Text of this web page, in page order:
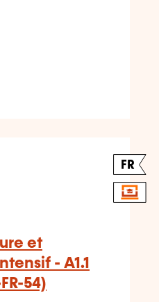
FR
et
- A1.1
54)